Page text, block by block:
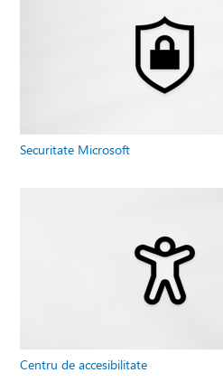
Securitate Microsoft
Centru de accesibilitate